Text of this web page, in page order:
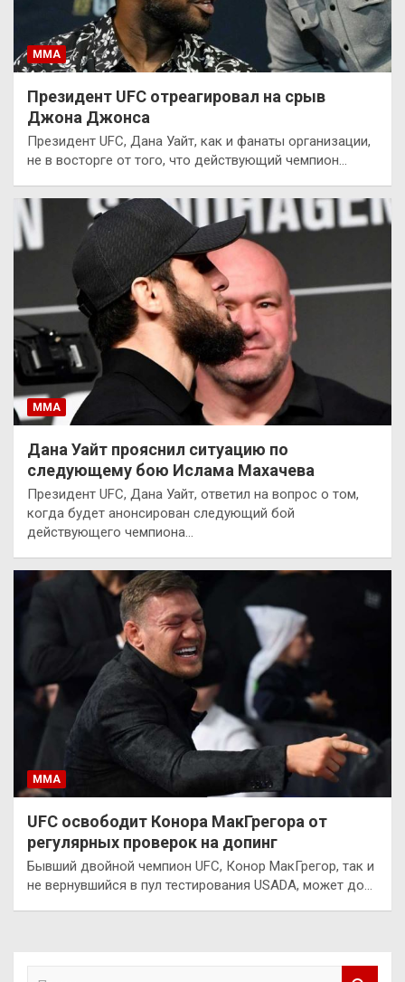
ММА
Президент UFC отреагировал на срыв
Джона Джонса
Президент UFC, Дана Уайт, как и фанаты организации,
не в восторге от того, что действующий чемпион…
ММА
Дана Уайт прояснил ситуацию по
следующему бою Ислама Махачева
Президент UFC, Дана Уайт, ответил на вопрос о том,
когда будет анонсирован следующий бой
действующего чемпиона…
ММА
UFC освободит Конора МакГрегора от
регулярных проверок на допинг
Бывший двойной чемпион UFC, Конор МакГрегор, так и
не вернувшийся в пул тестирования USADA, может до…